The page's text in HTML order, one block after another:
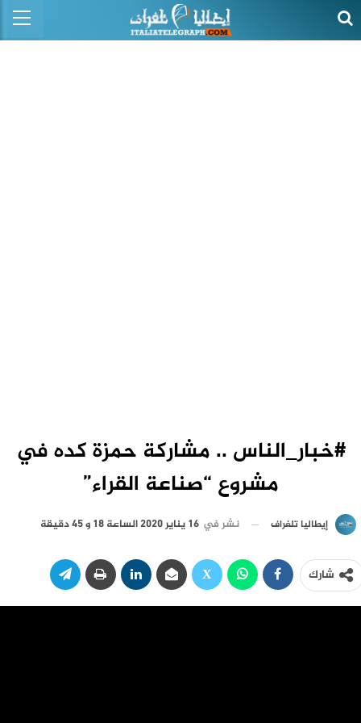
#خبار_الناس .. مشاركة حمزة كده في
مشروع “صناعة القراء”
إيطاليا تلغراف نشر في 16 يناير 2020 الساعة 18 و 45 دقيقة
شارك